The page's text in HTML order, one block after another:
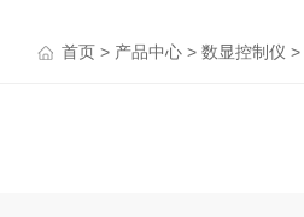
首页> 产品中心> 数显控制仪 >